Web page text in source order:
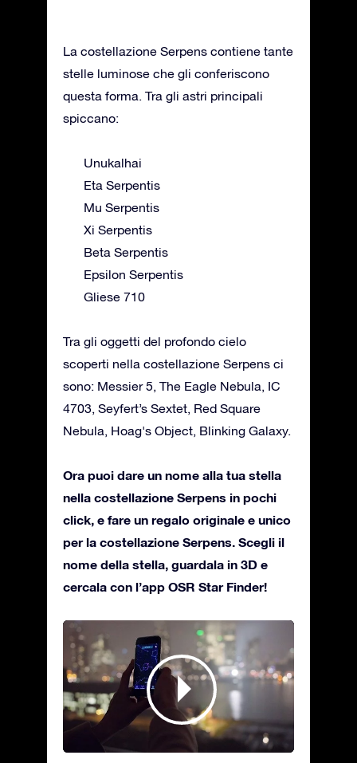
La costellazione Serpens contiene tante
stelle luminose che gli conferiscono
questa forma. Tra gli astri principali
spiccano:
Unukalhai
Eta Serpentis
Mu Serpentis
Xi Serpentis
Beta Serpentis
Epsilon Serpentis
Gliese 710
Tra gli oggetti del profondo cielo
scoperti nella costellazione Serpens ci
sono: Messier 5, The Eagle Nebula, IC
4703, Seyfert’s Sextet, Red Square
Nebula, Hoag's Object, Blinking Galaxy.
Ora puoi dare un nome alla tua stella
nella costellazione Serpens in pochi
click, e fare un regalo originale e unico
per la costellazione Serpens. Scegli il
nome della stella, guardala in 3D e
cercala con l’app OSR Star Finder!